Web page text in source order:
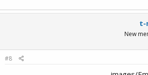
t-
New
#8